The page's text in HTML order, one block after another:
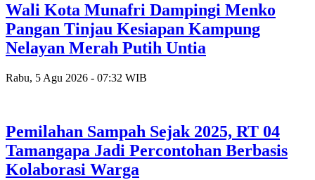
Wali Kota Munafri Dampingi Menko
Pangan Tinjau Kesiapan Kampung
Nelayan Merah Putih Untia
Rabu, 5 Agu 2026 - 07:32 WIB
Pemilahan Sampah Sejak 2025, RT 04
Tamangapa Jadi Percontohan Berbasis
Kolaborasi Warga